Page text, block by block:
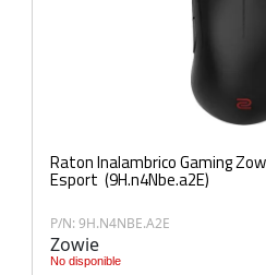
Raton Inalambrico Gaming
Esport (9H.n4Nbe.a2E)
P/N: 9H.N4NBE.A2E
Zowie
No disponible